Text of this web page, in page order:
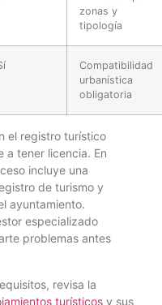
zonas y
tipología
Compatibilidad
urbanística
obligatoria
el registro turístico
a tener licencia. En
incluye una
de turismo y
ayuntamiento.
especializado
problemas antes
revisa la
turísticos y sus